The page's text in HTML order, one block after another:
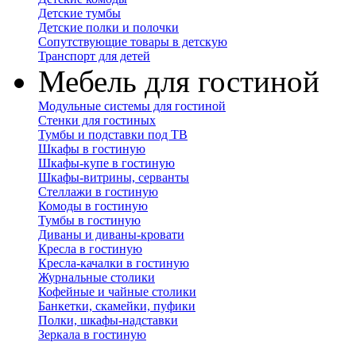
Детские тумбы
Детские полки и полочки
Сопутствующие товары в детскую
Транспорт для детей
Мебель для гостиной
Модульные системы для гостиной
Стенки для гостиных
Тумбы и подставки под ТВ
Шкафы в гостиную
Шкафы-купе в гостиную
Шкафы-витрины, серванты
Стеллажи в гостиную
Комоды в гостиную
Тумбы в гостиную
Диваны и диваны-кровати
Кресла в гостиную
Кресла-качалки в гостиную
Журнальные столики
Кофейные и чайные столики
Банкетки, скамейки, пуфики
Полки, шкафы-надставки
Зеркала в гостиную